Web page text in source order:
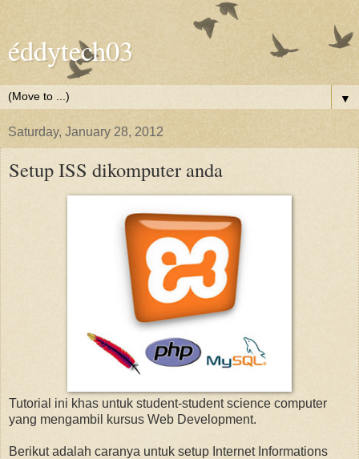
éddytech03
▼
Saturday, January 28, 2012
Setup ISS dikomputer anda
Tutorial ini khas untuk student-student science computer
yang mengambil kursus Web Development.
Berikut adalah caranya untuk setup Internet Informations